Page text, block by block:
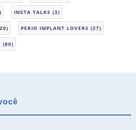
INSTA TALKS (3)
PERIO IMPLANT LOVERS (27)
(80)